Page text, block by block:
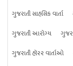
ગુજરાતી સાહસિક વાર્તા
ગુજરાતી આરોગ્ય
ગુજરાતી હૉરર વાર્તાઓ